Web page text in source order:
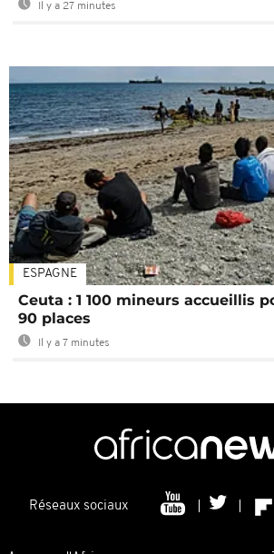
Il y a 27 minutes
ESPAGNE
Ceuta : 1 100 mineurs accueillis
90 places
Il y a 7 minutes
Réseaux sociaux